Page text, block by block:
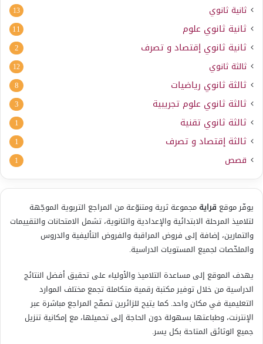
ثانية ثانوي 13
ثانية ثانوي علوم 11
ثانية ثانوي إقتصاد و تصرف 2
ثالثة ثانوي 12
ثالثة ثانوي رياضيات 8
ثالثة ثانوي علوم تجريبية 3
ثالثة ثانوي تقنية 1
ثالثة إقتصاد و تصرف 1
قصص 1
يوفّر موقع قرايةمجموعة ثرية ومتنوّعة من المراجع التربوية الموجّهة
لتلاميذ المرحلة الابتدائية والإعدادية والثانوية، تشمل الامتحانات والتقييمات
والتمارين، إضافة إلى فروض المراقبة والفروض التأليفية والدروس
والملخّصات لجميع المستويات الدراسية.
يهدف الموقع إلى مساعدة التلاميذ والأولياء على تحقيق أفضل النتائج
الدراسية من خلال توفير مكتبة رقمية متكاملة تجمع مختلف الموارد
التعليمية في مكان واحد. كما يتيح للزائرين تصفّح المراجع مباشرة عبر
الإنترنت، وطباعتها بسهولة دون الحاجة إلى تحميلها، مع إمكانية تنزيل
جميع الوثائق المتاحة بكل يسر.